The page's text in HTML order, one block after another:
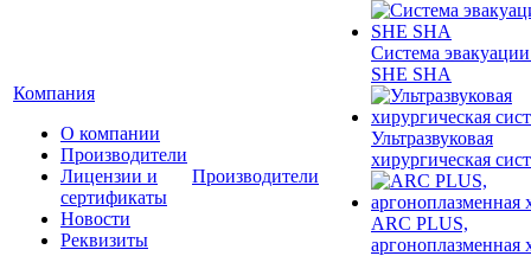
Компания
О компании
Производители
Лицензии и
сертификаты
Новости
Реквизиты
Производители
Система
SHE SHA
Ультразвуковая
хирургическая
ARC PLUS,
аргоноплазменная